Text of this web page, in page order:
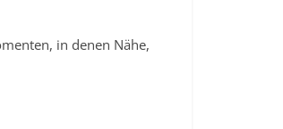
in denen Nähe,